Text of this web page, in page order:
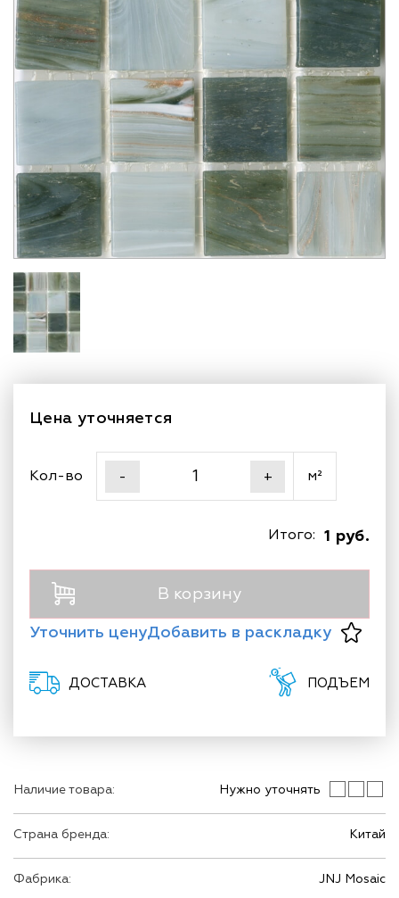
Наличие товара: Нужно уточнять
Страна бренда: Китай
Фабрика: JNJ Mosaic
Цена уточняется
Кол-во - + м²
1 руб.
Итого:
В корзину
Уточнить ценуДобавить в раскладку
ДОСТАВКА ПОДЪЕМ